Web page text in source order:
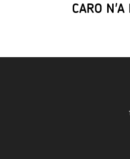
CARO N'A